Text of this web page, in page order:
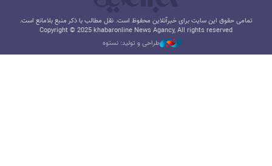
تمامی حقوق این سایت برای خبرآنلاین محفوظ است. نقل مطالب با ذکر منبع بلامانع است.
Copyright © 2025 khabaronline News Agancy, All rights reserved
طراحی و تولید: نستوه